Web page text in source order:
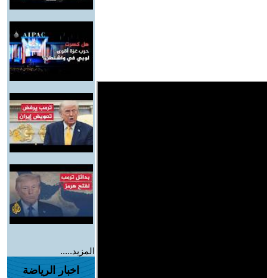
المزيد.....
اخبار الرياضة